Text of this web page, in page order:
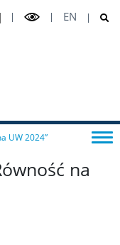
EN
I stopnia
UW 2024”
na